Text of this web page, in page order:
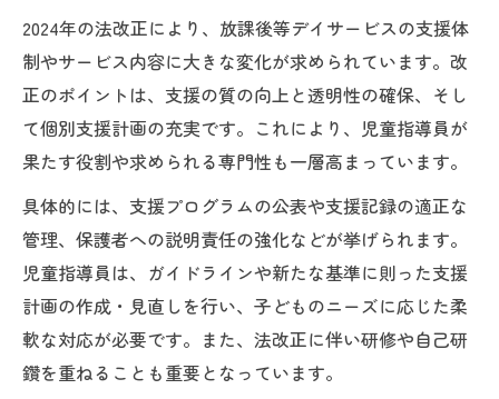
2024年の法改正により、放課後等デイサービスの支援体
制やサービス内容に大きな変化が求められています。改
正のポイントは、支援の質の向上と透明性の確保、そし
て個別支援計画の充実です。これにより、児童指導員が
果たす役割や求められる専門性も一層高まっています。
具体的には、支援プログラムの公表や支援記録の適正な
管理、保護者への説明責任の強化などが挙げられます。
児童指導員は、ガイドラインや新たな基準に則った支援
計画の作成・見直しを行い、子どものニーズに応じた柔
軟な対応が必要です。また、法改正に伴い研修や自己研
鑽を重ねることも重要となっています。